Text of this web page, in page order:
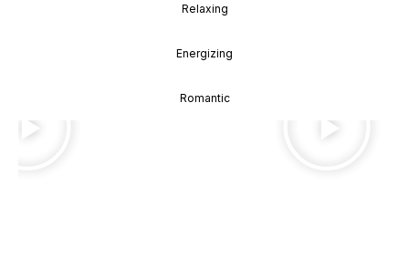
Relaxing
Energizing
Romantic